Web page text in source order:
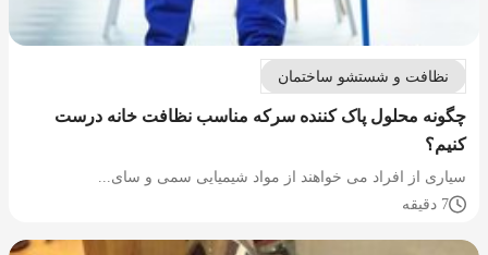
نظافت و شستشو ساختمان
چگونه محلول پاک کننده سرکه مناسب نظافت خانه درست
کنیم؟
سیاری از افراد می خواهند از مواد شیمیایی سمی و سای...
7 دقیقه